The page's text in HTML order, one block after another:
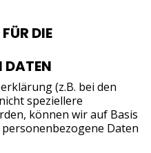
DIE
DATEN
(z.B. bei den
speziellere
können wir auf Basis
Daten